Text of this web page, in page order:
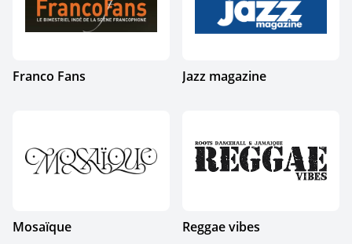
Franco Fans Jazz magazine
Mosaïque Reggae vibes